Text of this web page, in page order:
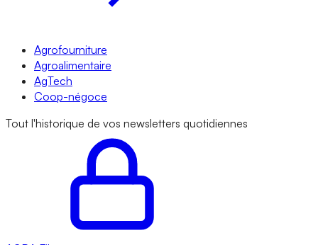
Agrofourniture
Agroalimentaire
AgTech
Coop-négoce
Tout l'historique de vos newsletters quotidiennes